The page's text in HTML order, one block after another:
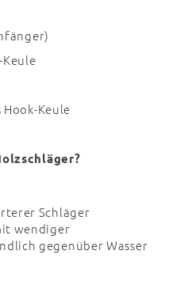
Keule
Schläger
wendiger
gegenüber Wasser